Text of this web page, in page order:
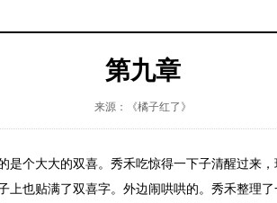
第九章
来源：《橘子红了》
大大的双喜。秀禾吃惊得一下子清醒过来，
也贴满了双喜字。外边闹哄哄的。秀禾整理